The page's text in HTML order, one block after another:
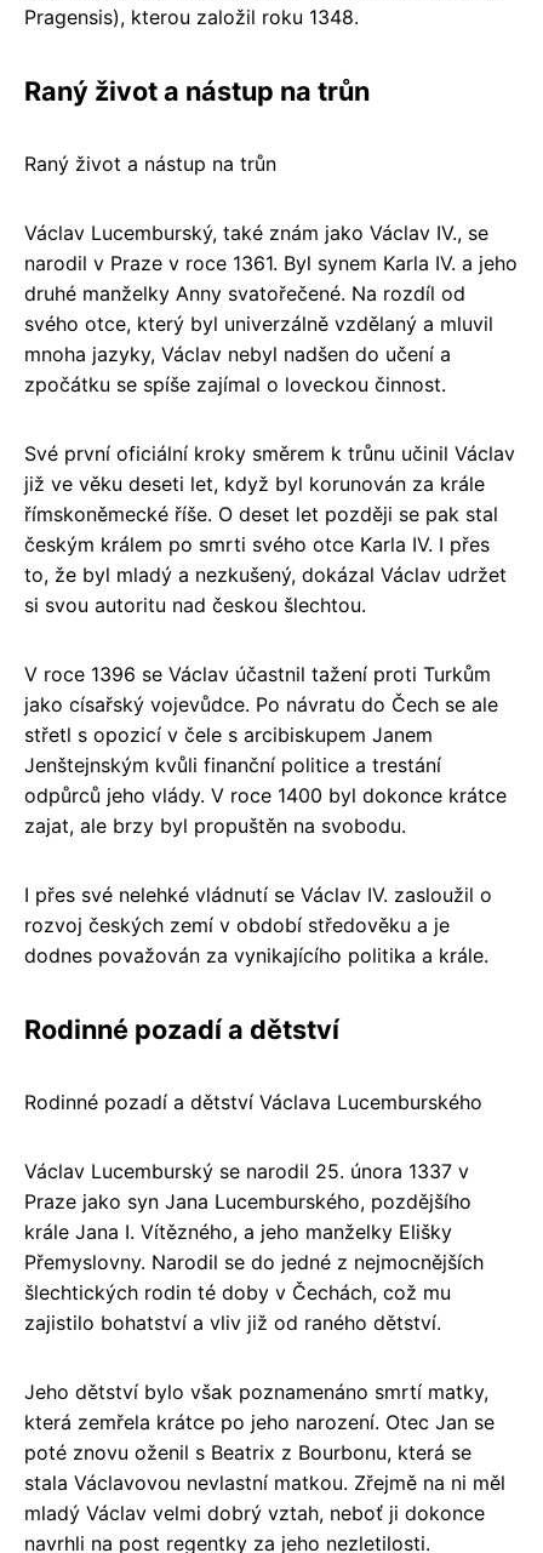
Pragensis), kterou založil roku 1348.
Raný život a nástup na trůn
Raný život a nástup na trůn
Václav Lucemburský, také znám jako Václav IV., se
narodil v Praze v roce 1361. Byl synem Karla IV. a jeho
druhé manželky Anny svatořečené. Na rozdíl od
svého otce, který byl univerzálně vzdělaný a mluvil
mnoha jazyky, Václav nebyl nadšen do učení a
zpočátku se spíše zajímal o loveckou činnost.
Své první oficiální kroky směrem k trůnu učinil Václav
již ve věku deseti let, když byl korunován za krále
římskoněmecké říše. O deset let později se pak stal
českým králem po smrti svého otce Karla IV. I přes
to, že byl mladý a nezkušený, dokázal Václav udržet
si svou autoritu nad českou šlechtou.
V roce 1396 se Václav účastnil tažení proti Turkům
jako císařský vojevůdce. Po návratu do Čech se ale
střetl s opozicí v čele s arcibiskupem Janem
Jenštejnským kvůli finanční politice a trestání
odpůrců jeho vlády. V roce 1400 byl dokonce krátce
zajat, ale brzy byl propuštěn na svobodu.
I přes své nelehké vládnutí se Václav IV. zasloužil o
rozvoj českých zemí v období středověku a je
dodnes považován za vynikajícího politika a krále.
Rodinné pozadí a dětství
Rodinné pozadí a dětství Václava Lucemburského
Václav Lucemburský se narodil 25. února 1337 v
Praze jako syn Jana Lucemburského, pozdějšího
krále Jana I. Vítězného, a jeho manželky Elišky
Přemyslovny. Narodil se do jedné z nejmocnějších
šlechtických rodin té doby v Čechách, což mu
zajistilo bohatství a vliv již od raného dětství.
Jeho dětství bylo však poznamenáno smrtí matky,
která zemřela krátce po jeho narození. Otec Jan se
poté znovu oženil s Beatrix z Bourbonu, která se
stala Václavovou nevlastní matkou. Zřejmě na ni měl
mladý Václav velmi dobrý vztah, neboť ji dokonce
navrhli na post regentky za jeho nezletilosti.